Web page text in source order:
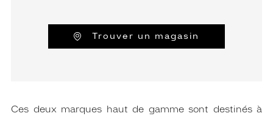
Trouver un magasin
Ces deux marques haut de gamme sont destinés à